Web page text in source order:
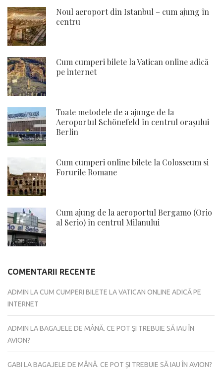
Noul aeroport din Istanbul – cum ajung în
centru
Cum cumperi bilete la Vatican online adică
pe internet
Toate metodele de a ajunge de la
Aeroportul Schönefeld în centrul orașului
Berlin
Cum cumperi online bilete la Colosseum si
Forurile Romane
Cum ajung de la aeroportul Bergamo (Orio
al Serio) în centrul Milanului
COMENTARII RECENTE
ADMIN LACUM CUMPERI BILETE LA VATICAN ONLINE ADICĂ PE
INTERNET
ADMIN LABAGAJELE DE MÂNĂ. CE POT ȘI TREBUIE SĂ IAU ÎN
AVION?
GABI LABAGAJELE DE MÂNĂ. CE POT ȘI TREBUIE SĂ IAU ÎN AVION?